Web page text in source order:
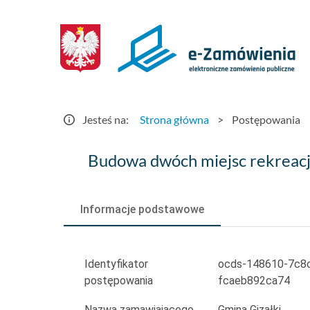
Postępowania
Jesteś na: Strona główna > Postępowania
Budowa
miejsc
rekreacji
na
terenie
Budowa dwóch miejsc
Informacje podstawowe
Identyfikator
postępowania
ocds-148610-
fcaeb892ca74